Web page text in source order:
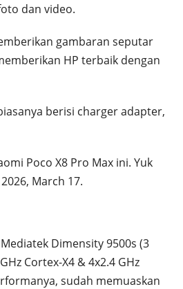
dan video.
gambaran seputar
HP terbaik dengan
berisi charger adapter,
Poco X8 Pro Max ini. Yuk
March 17.
Dimensity 9500s (3
Cortex-X4 & 4x2.4 GHz
sudah memuaskan